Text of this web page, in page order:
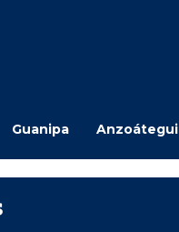
Guanipa Anzoátegui